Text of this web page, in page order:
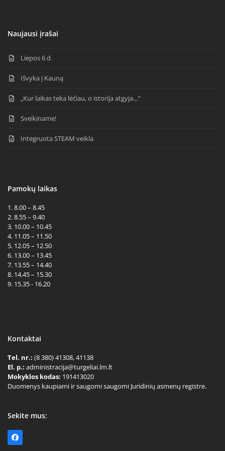
Naujausi įrašai
Liepos 6 d.
Išvyka į Kauną
„Kur laikas teka lėčiau, o istorija atgyja…“
Sveikiname!
Integruota STEAM veikla
Pamokų laikas
1. 8.00 – 8.45
2. 8.55 – 9.40
3. 10.00 – 10.45
4. 11.05 – 11.50
5. 12.05 – 12.50
6. 13.00 – 13.45
7. 13.55 – 14.40
8. 14.45 – 15.30
9. 15.35 - 16.20
Kontaktai
Tel. nr.: (8 380) 41308, 41138
El. p.: administracija@turgeliai.lm.lt
Mokyklos kodas: 191413020
Duomenys kaupiami ir saugomi saugomi Juridinių asmenų registre.
Sekite mus:
Facebook